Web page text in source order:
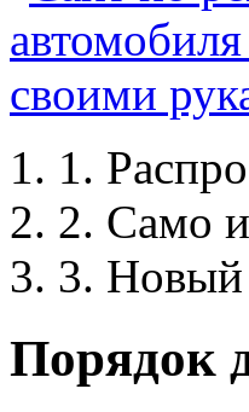
1.
2. Само
3. Новый
Порядок